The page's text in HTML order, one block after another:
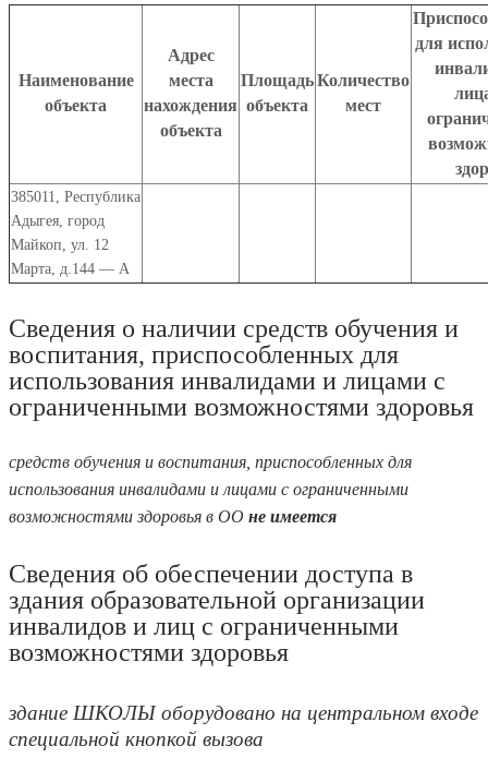
Наименование
объекта
Адрес
места
нахождения
объекта
Площадь
объекта
Количество
мест
для
385011, Республика
Адыгея, город
Майкоп, ул. 12
Марта, д.144 — А
Сведения о наличии средств обучения и
воспитания, приспособленных для
использования инвалидами и лицами с
ограниченными возможностями здоровья
средств обучения и воспитания, приспособленных для
использования инвалидами и лицами с ограниченными
возможностями здоровья в ОО не имеется
Сведения об обеспечении доступа в
здания образовательной организации
инвалидов и лиц с ограниченными
возможностями здоровья
здание ШКОЛЫ оборудовано на центральном входе
специальной кнопкой вызова